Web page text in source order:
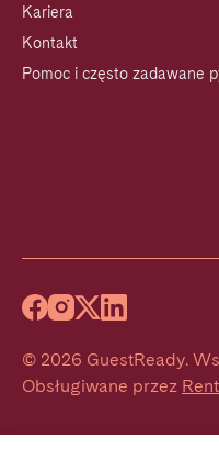
Kariera
Kontakt
Pomoc i często zadawane
© 2026 GuestReady.
Obsługiwane przez